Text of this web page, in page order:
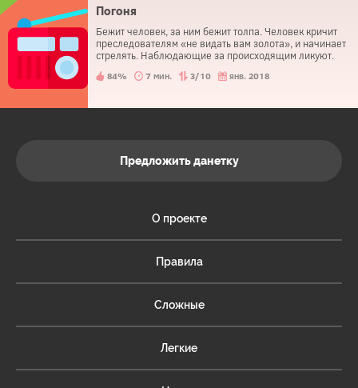
Погоня
Бежит человек, за ним бежит толпа. Человек кричит
преследователям «не видать вам золота», и начинает
стрелять. Наблюдающие за происходящим ликуют.
84% 7 мин. 3/10 янв. 2018
Предложить данетку
О проекте
Правила
Сложные
Легкие